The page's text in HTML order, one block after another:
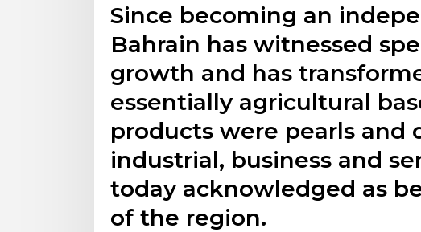
Since becoming an
Bahrain has witnessed
growth and has
essentially agricultural
products were pearls and
industrial, business and
today acknowledged as
of the region.